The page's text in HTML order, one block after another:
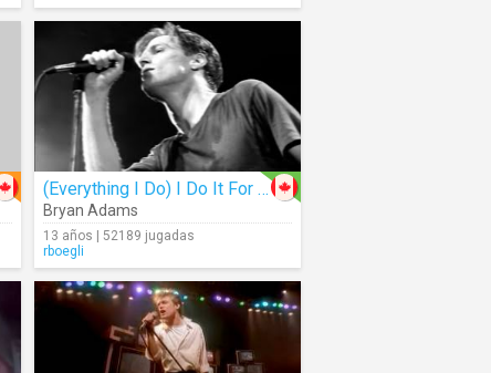
(Everything I Do) I Do It For You
Bryan Adams
13 años | 52189 jugadas
rboegli